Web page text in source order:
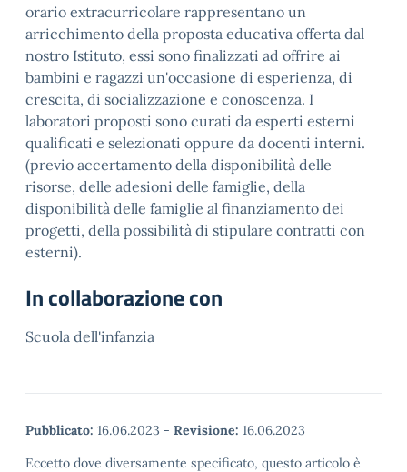
orario extracurricolare rappresentano un
arricchimento della proposta educativa offerta dal
nostro Istituto, essi sono finalizzati ad offrire ai
bambini e ragazzi un'occasione di esperienza, di
crescita, di socializzazione e conoscenza. I
laboratori proposti sono curati da esperti esterni
qualificati e selezionati oppure da docenti interni.
(previo accertamento della disponibilità delle
risorse, delle adesioni delle famiglie, della
disponibilità delle famiglie al finanziamento dei
progetti, della possibilità di stipulare contratti con
esterni).
In collaborazione con
Scuola dell'infanzia
Pubblicato: 16.06.2023 - Revisione: 16.06.2023
Eccetto dove diversamente specificato, questo articolo è